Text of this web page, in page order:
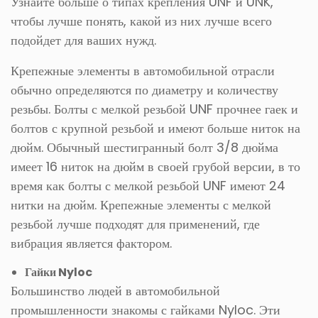
чтобы лучше понять, какой из них лучше всего
подойдет для ваших нужд.
Крепежные элементы в автомобильной отрасли
обычно определяются по диаметру и количеству
резьбы. Болты с мелкой резьбой UNF прочнее гаек и
болтов с крупной резьбой и имеют больше ниток на
дюйм. Обычный шестигранный болт 3/8 дюйма
имеет 16 ниток на дюйм в своей грубой версии, в то
время как болты с мелкой резьбой UNF имеют 24
нитки на дюйм. Крепежные элементы с мелкой
резьбой лучше подходят для применений, где
вибрация является фактором.
Гайки Nyloc
Большинство людей в автомобильной
промышленности знакомы с гайками Nyloc. Эти